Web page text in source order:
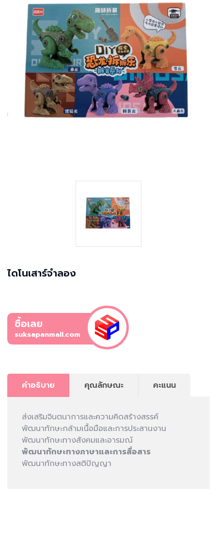
ไดโนเสาร์จำลอง
ซื้อเลย
suksapanmall.com
คำอธิบาย คุณลักษณะ คะแนน
ส่งเสริมจินตนาการและความคิดสร้างสรรค์
พัฒนาทักษะกล้ามเนื้อมือและการประสานงาน
พัฒนาทักษะทางสังคมและอารมณ์
พัฒนาทักษะทางภาษาและการสื่อสาร
พัฒนาทักษะทางสติปัญญา